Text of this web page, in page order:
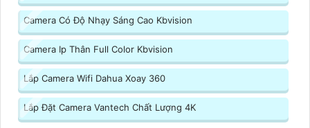
Camera Có Độ Nhạy Sáng Cao Kbvision
Camera Ip Thân Full Color Kbvision
Lắp Camera Wifi Dahua Xoay 360
Lắp Đặt Camera Vantech Chất Lượng 4K